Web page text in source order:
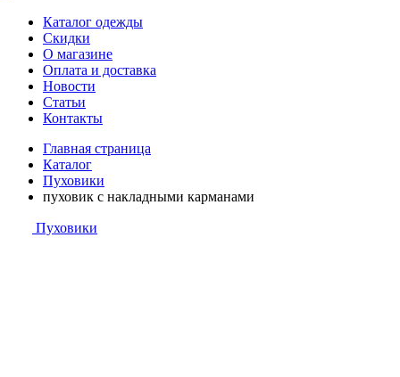
Каталог одежды
Скидки
О магазине
Оплата и доставка
Новости
Статьи
Контакты
Главная страница
Каталог
Пуховики
пуховик с накладными карманами
Пуховики